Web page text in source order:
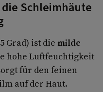
Schleimhäute
Grad) ist die milde
hohe Luftfeuchtigkeit
für den feinen
auf der Haut.